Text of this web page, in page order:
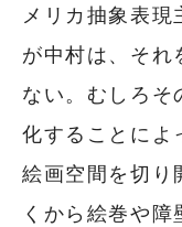
メリカ抽象表
が中村は、それ
ない。むしろそ
化することによ
絵画空間を切り
くから絵巻や